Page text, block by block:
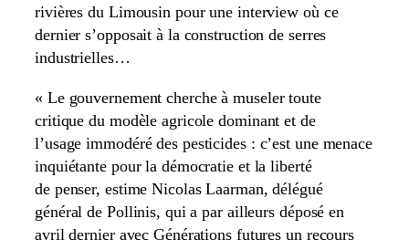
rivières du Limousin pour une interview où ce
dernier s’opposait à la construction de serres
industrielles…
« Le gouvernement cherche à museler toute
critique du modèle agricole dominant et de
l’usage immodéré des pesticides : c’est une menace
inquiétante pour la démocratie et la liberté
de penser, estime Nicolas Laarman, délégué
général de Pollinis, qui a par ailleurs déposé en
avril dernier avec Générations futures un recours